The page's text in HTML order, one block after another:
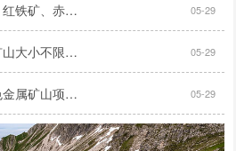
求购山西境内铁矿项目：红铁矿、赤铁矿、褐铁矿、菱铁矿、镜铁矿及高碳难选金矿... 05-29
求购国内钛铁矿项目：矿山大小不限，采矿证或探矿证均可... 05-29
求购国内外中型以上黑色金属矿山项目：铁矿、钒钛磁铁矿、锰矿、铬矿，手续齐全... 05-29